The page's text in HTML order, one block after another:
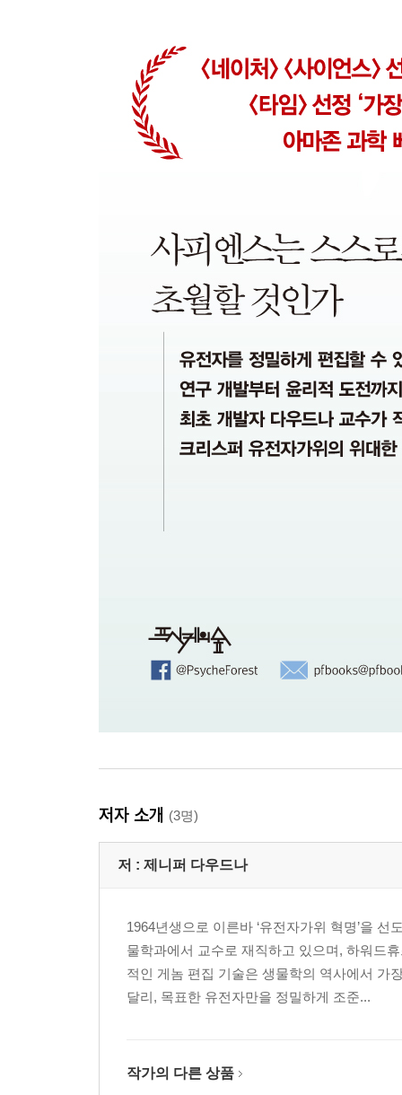
저자 소개 (3명)
저 : 제니퍼 다우드나
1964년생으로 이른바 ‘유전자가위 혁명’을
물학과에서 교수로 재직하고 있으며, 하워드
적인 게놈 편집 기술은 생물학의 역사에서 가
달리, 목표한 유전자만을 정밀하게 조준...
작가의 다른 상품